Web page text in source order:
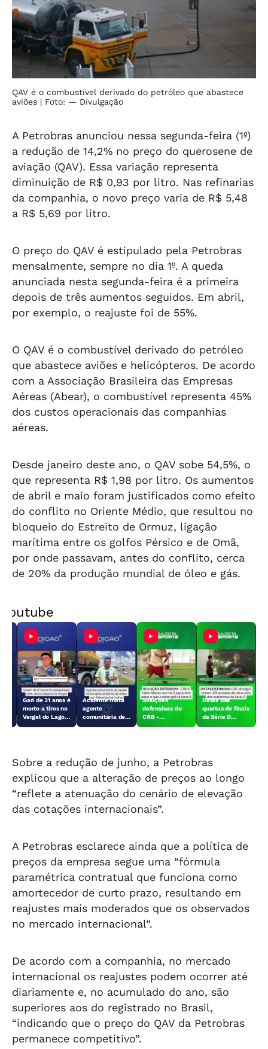
QAV é o combustível derivado do petróleo que abastece
aviões | Foto: — Divulgação
A Petrobras anunciou nessa segunda-feira (1º)
a redução de 14,2% no preço do querosene de
aviação (QAV). Essa variação representa
diminuição de R$ 0,93 por litro. Nas refinarias
da companhia, o novo preço varia de R$ 5,48
a R$ 5,69 por litro.
O preço do QAV é estipulado pela Petrobras
mensalmente, sempre no dia 1º. A queda
anunciada nesta segunda-feira é a primeira
depois de três aumentos seguidos. Em abril,
por exemplo, o reajuste foi de 55%.
O QAV é o combustível derivado do petróleo
que abastece aviões e helicópteros. De acordo
com a Associação Brasileira das Empresas
Aéreas (Abear), o combustível representa 45%
dos custos operacionais das companhias
aéreas.
Desde janeiro deste ano, o QAV sobe 54,5%, o
que representa R$ 1,98 por litro. Os aumentos
de abril e maio foram justificados como efeito
do conflito no Oriente Médio, que resultou no
bloqueio do Estreito de Ormuz, ligação
marítima entre os golfos Pérsico e de Omã,
por onde passavam, antes do conflito, cerca
de 20% da produção mundial de óleo e gás.
Gari de 31 anos é
morto a tiros no
Vergel do Lago,
Acidente mata
agente
comunitária de
Soluções
defensivas do
CRB -
30/07/2026
Datas das
quartas de finais
da Série D
definidas -
Sobre a redução de junho, a Petrobras
explicou que a alteração de preços ao longo
“reflete a atenuação do cenário de elevação
das cotações internacionais”.
A Petrobras esclarece ainda que a política de
preços da empresa segue uma “fórmula
paramétrica contratual que funciona como
amortecedor de curto prazo, resultando em
reajustes mais moderados que os observados
no mercado internacional”.
De acordo com a companhia, no mercado
internacional os reajustes podem ocorrer até
diariamente e, no acumulado do ano, são
superiores aos do registrado no Brasil,
“indicando que o preço do QAV da Petrobras
permanece competitivo”.